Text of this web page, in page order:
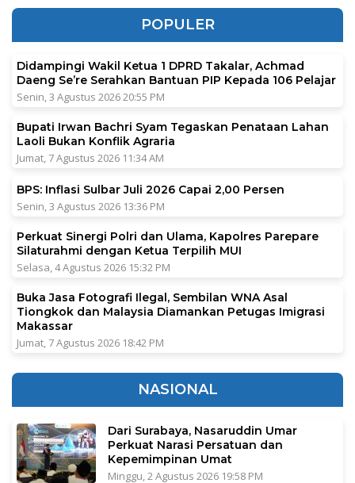
POPULER
Didampingi Wakil Ketua 1 DPRD Takalar, Achmad
Daeng Se’re Serahkan Bantuan PIP Kepada 106 Pelajar
Senin, 3 Agustus 2026 20:55 PM
Bupati Irwan Bachri Syam Tegaskan Penataan Lahan
Laoli Bukan Konflik Agraria
Jumat, 7 Agustus 2026 11:34 AM
BPS: Inflasi Sulbar Juli 2026 Capai 2,00 Persen
Senin, 3 Agustus 2026 13:36 PM
Perkuat Sinergi Polri dan Ulama, Kapolres Parepare
Silaturahmi dengan Ketua Terpilih MUI
Selasa, 4 Agustus 2026 15:32 PM
Buka Jasa Fotografi Ilegal, Sembilan WNA Asal
Tiongkok dan Malaysia Diamankan Petugas Imigrasi
Makassar
Jumat, 7 Agustus 2026 18:42 PM
NASIONAL
Dari Surabaya, Nasaruddin Umar
Perkuat Narasi Persatuan dan
Kepemimpinan Umat
Minggu, 2 Agustus 2026 19:58 PM